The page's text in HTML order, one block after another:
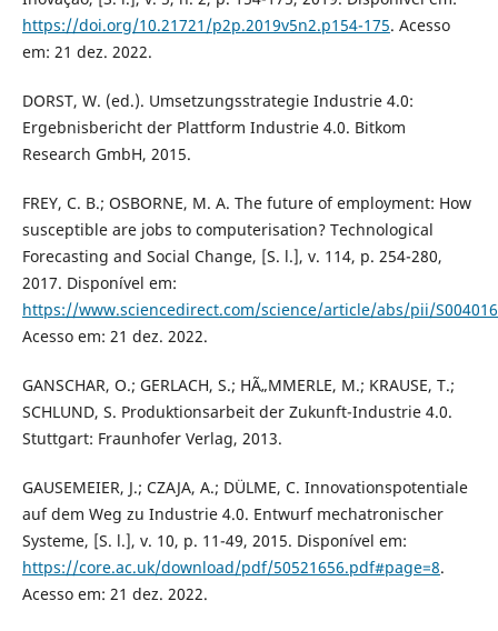
https://doi.org/10.21721/p2p.2019v5n2.p154-175. Acesso
em: 21 dez. 2022.
DORST, W. (ed.). Umsetzungsstrategie Industrie 4.0:
Ergebnisbericht der Plattform Industrie 4.0. Bitkom
Research GmbH, 2015.
FREY, C. B.; OSBORNE, M. A. The future of employment: How
susceptible are jobs to computerisation? Technological
Forecasting and Social Change, [S. l.], v. 114, p. 254-280,
2017. Disponível em:
https://www.sciencedirect.com/science/article/abs/pii/
Acesso em: 21 dez. 2022.
GANSCHAR, O.; GERLACH, S.; HÃ„MMERLE, M.; KRAUSE, T.;
SCHLUND, S. Produktionsarbeit der Zukunft-Industrie 4.0.
Stuttgart: Fraunhofer Verlag, 2013.
GAUSEMEIER, J.; CZAJA, A.; DÜLME, C. Innovationspotentiale
auf dem Weg zu Industrie 4.0. Entwurf mechatronischer
Systeme, [S. l.], v. 10, p. 11-49, 2015. Disponível em:
https://core.ac.uk/download/pdf/50521656.pdf#page=8.
Acesso em: 21 dez. 2022.